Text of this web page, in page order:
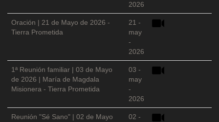
2026
Oración | 21 de Mayo de 2026 -
Tierra Prometida
21 -
may
-
2026
1ª Reunión familiar | 03 de Mayo
de 2026 | María de Magdala
Misionera - Tierra Prometida
03 -
may
-
2026
Reunión "Sé Sano" | 02 de Mayo
02 -